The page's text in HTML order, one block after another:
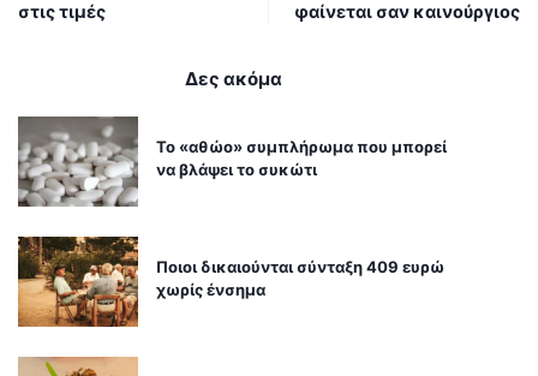
στις τιμές
φαίνεται σαν καινούργιος
Δες ακόμα
Το «αθώο» συμπλήρωμα που μπορεί
να βλάψει το συκώτι
Ποιοι δικαιούνται σύνταξη 409 ευρώ
χωρίς ένσημα